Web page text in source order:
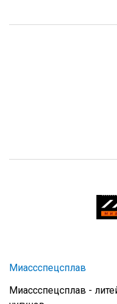
Миассспецсплав
Миассспецсплав -